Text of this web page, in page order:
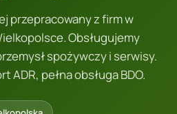
przepracowany z firm w
Obsługujemy
spożywczy i serwisy.
pełna obsługa BDO.